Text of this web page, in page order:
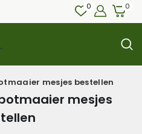
0 0
mesjes bestellen
mesjes